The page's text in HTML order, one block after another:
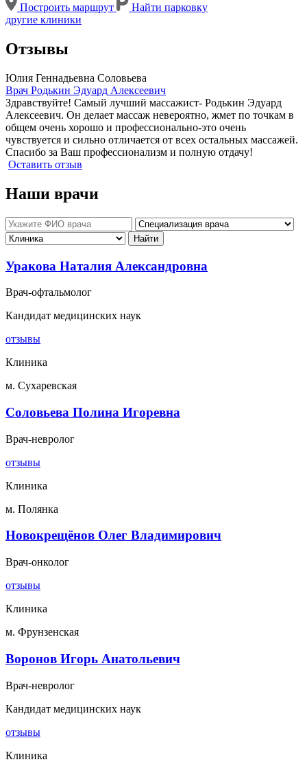
Построить маршрут
Найти парковку
другие клиники
Отзывы
Юлия Геннадьевна Соловьева
Врач Родькин Эдуард Алексеевич
Здравствуйте! Самый лучший массажист- Родькин Эдуард
Алексеевич. Он делает массаж невероятно, жмет по точкам в
общем очень хорошо и профессионально-это очень
чувствуется и сильно отличается от всех остальных массажей.
Спасибо за Ваш профессионализм и полную отдачу!
Оставить отзыв
Наши врачи
Уракова Наталия Александровна
Врач-офтальмолог
Кандидат медицинских наук
отзывы
Клиника
м. Сухаревская
Соловьева Полина Игоревна
Врач-невролог
отзывы
Клиника
м. Полянка
Новокрещёнов Олег Владимирович
Врач-онколог
отзывы
Клиника
м. Фрунзенская
Воронов Игорь Анатольевич
Врач-невролог
Кандидат медицинских наук
отзывы
Клиника